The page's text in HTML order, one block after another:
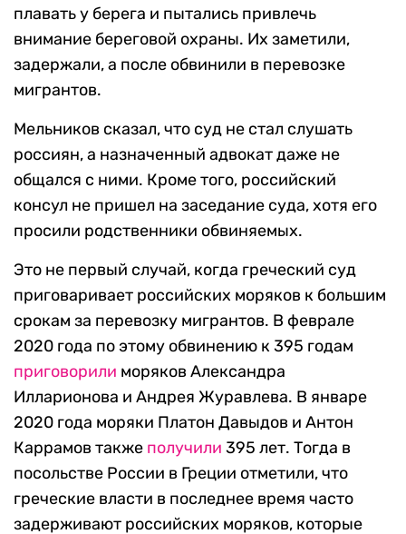
плавать у берега и пытались привлечь
внимание береговой охраны. Их заметили,
задержали, а после обвинили в перевозке
мигрантов.
Мельников сказал, что суд не стал слушать
россиян, а назначенный адвокат даже не
общался с ними. Кроме того, российский
консул не пришел на заседание суда, хотя его
просили родственники обвиняемых.
Это не первый случай, когда греческий суд
приговаривает российских моряков к большим
срокам за перевозку мигрантов. В феврале
2020 года по этому обвинению к 395 годам
приговорили моряков Александра
Илларионова и Андрея Журавлева. В январе
2020 года моряки Платон Давыдов и Антон
Каррамов также получили 395 лет. Тогда в
посольстве России в Греции отметили, что
греческие власти в последнее время часто
задерживают российских моряков, которые